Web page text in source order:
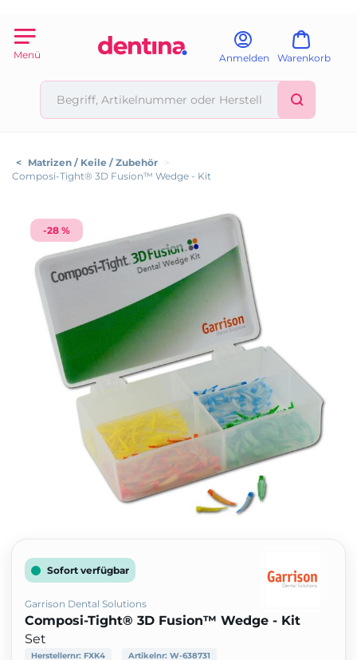
Menü Anmelden Warenkorb
< Matrizen / Keile / Zubehör >
Composi-Tight® 3D Fusion™ Wedge - Kit
-28 %
Sofort verfügbar
Garrison Dental Solutions
Composi-Tight® 3D Fusion™ Wedge - Kit
Set
Herstellernr: FXK4 Artikelnr: W-638731